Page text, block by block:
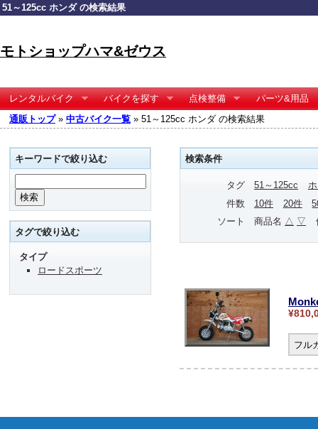
51～125cc ホンダ の検索結果
モトショップハマ&ゼウス
レンタルバイク バイクを探す 点検整備
パーツ&用品
通販トップ» 中古バイク一覧 » 51～125cc ホンダ の検索結果
検索条件
タグ 51～125cc
件数
10件 20件
ソート
商品名 △ ▽
フル
キーワードで絞り込む
タグで絞り込む
タイプ
ロードスポーツ